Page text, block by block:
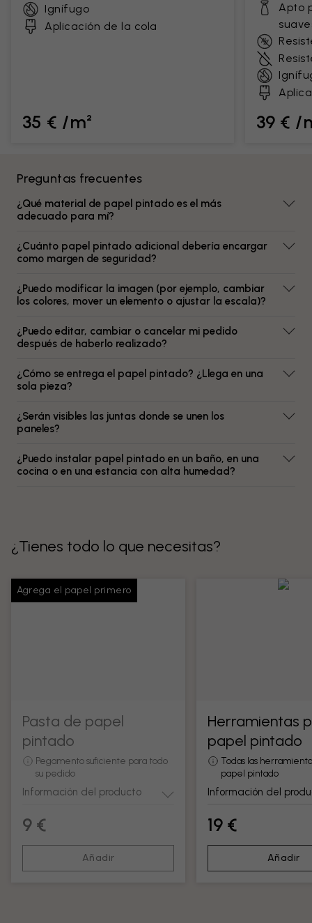
Ignífugo
Aplicación de la cola
35 € /m²
Apto
39 € /
Preguntas frecuentes
¿Qué material de papel pintado es el más
adecuado para mí?
¿Cuánto papel pintado adicional debería encargar
como margen de seguridad?
¿Puedo modificar la imagen (por ejemplo, cambiar
los colores, mover un elemento o ajustar la escala)?
¿Puedo editar, cambiar o cancelar mi pedido
después de haberlo realizado?
¿Cómo se entrega el papel pintado? ¿Llega en una
sola pieza?
¿Serán visibles las juntas donde se unen los
paneles?
¿Puedo instalar papel pintado en un baño, en una
cocina o en una estancia con alta humedad?
¿Tienes todo lo que necesitas?
Agrega el papel primero
Pasta de papel
pintado
Pegamento suficiente para todo
su pedido
Información del producto
9 €
Añadir
Herramientas
papel pintado
Todas las
papel pintado
Información del
19 €
Añadir